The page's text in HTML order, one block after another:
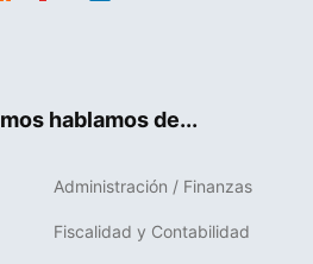
hablamos de...
Administración / Finanzas
Fiscalidad y Contabilidad